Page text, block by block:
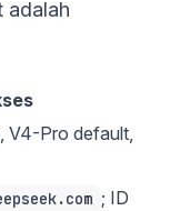
adalah
V4-Pro default,
; ID